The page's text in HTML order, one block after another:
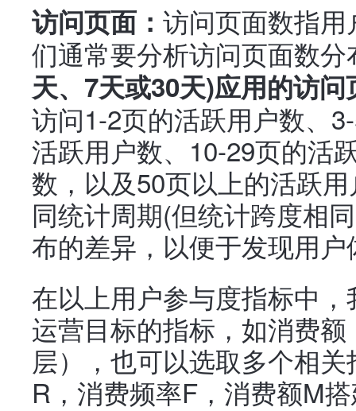
访问页面： 访问页面数指
们通常要分析访问页面数分
天、7天或30天)应用的访
访问1-2页的活跃用户数、
活跃用户数、10-29页的活
数，以及50页以上的活跃
同统计周期(但统计跨度相
布的差异，以便于发现用
在以上用户参与度指标中
运营目标的指标，如消费
层），也可以选取多个相
R，消费频率F，消费额M